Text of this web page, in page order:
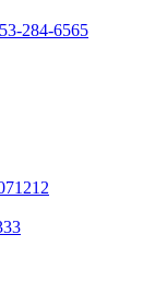
284-6565